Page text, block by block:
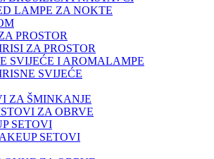
LAMPE ZA NOKTE
PROSTOR
ZA PROSTOR
SVIJEĆE I AROMALAMPE
SVIJEĆE
ZA ŠMINKANJE
ZA OBRVE
SETOVI
SETOVI